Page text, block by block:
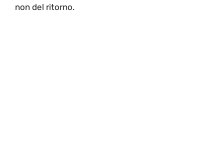
non del ritorno.